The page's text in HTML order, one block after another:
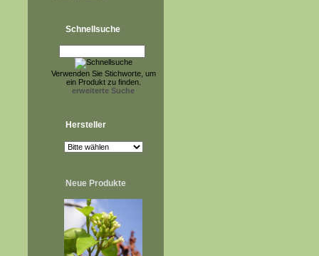
Schnellsuche
Verwenden Sie Stichworte, um
ein Produkt zu finden.
erweiterte Suche
Hersteller
Neue Produkte